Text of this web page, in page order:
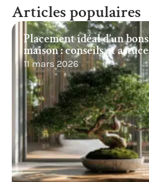
Articles populaires
Placement idéal d’un
maison : conseils et
11 mars 2026